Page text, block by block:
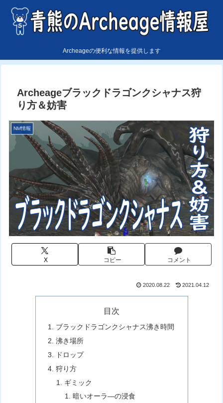
Archeageの便利な情報を提供します
Archeageブラックドラゴンクシャナス狩
り方＆妨害
NM情報
X コピー コメント
2020.08.22 2021.04.12
目次
ブラックドラゴンクシャナス沸き時間
沸き場所
ドロップ
狩り方
ギミック
暗いオーラ―の浸食